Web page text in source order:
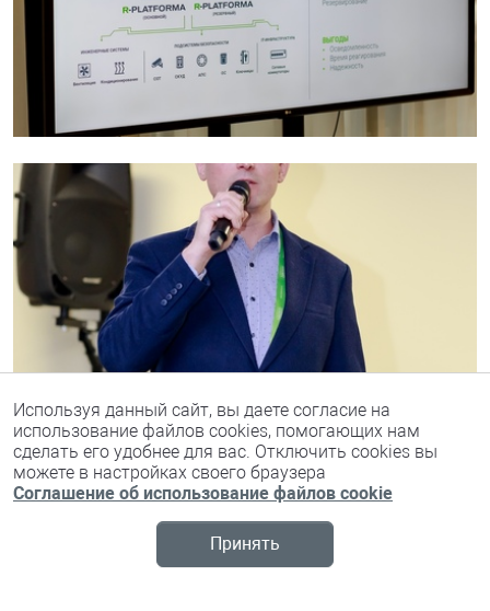
Используя данный сайт, вы даете согласие на
использование файлов cookies, помогающих нам
сделать его удобнее для вас. Отключить cookies вы
можете в настройках своего браузера
Соглашение об использование файлов cookie
Принять